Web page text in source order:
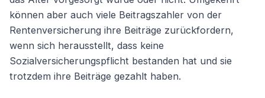
können aber auch viele Beitragszahler von der
Rentenversicherung ihre Beiträge zurückfordern,
wenn sich herausstellt, dass keine
Sozialversicherungspflicht bestanden hat und sie
trotzdem ihre Beiträge gezahlt haben.